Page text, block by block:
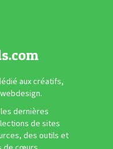
aux créatifs,
dernières
de sites
des outils et